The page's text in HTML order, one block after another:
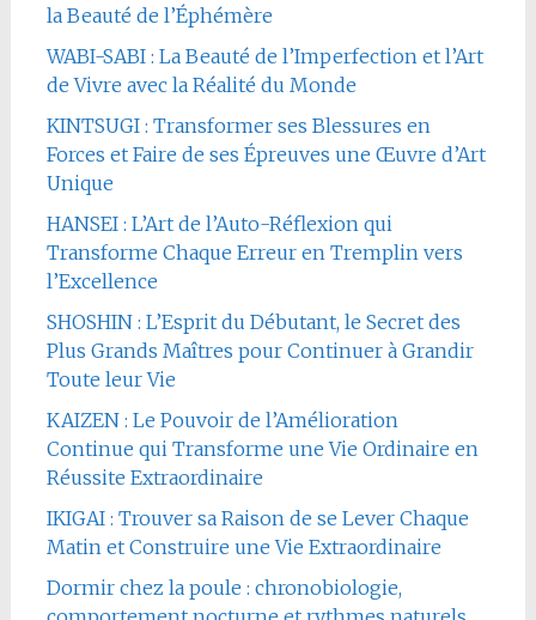
la Beauté de l’Éphémère
WABI-SABI : La Beauté de l’Imperfection et l’Art
de Vivre avec la Réalité du Monde
KINTSUGI : Transformer ses Blessures en
Forces et Faire de ses Épreuves une Œuvre d’Art
Unique
HANSEI : L’Art de l’Auto-Réflexion qui
Transforme Chaque Erreur en Tremplin vers
l’Excellence
SHOSHIN : L’Esprit du Débutant, le Secret des
Plus Grands Maîtres pour Continuer à Grandir
Toute leur Vie
KAIZEN : Le Pouvoir de l’Amélioration
Continue qui Transforme une Vie Ordinaire en
Réussite Extraordinaire
IKIGAI : Trouver sa Raison de se Lever Chaque
Matin et Construire une Vie Extraordinaire
Dormir chez la poule : chronobiologie,